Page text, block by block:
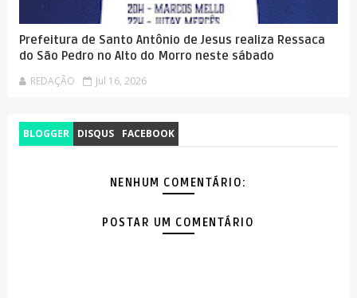
Prefeitura de Santo Antônio de Jesus realiza Ressaca
do São Pedro no Alto do Morro neste sábado
REDAÇÃO Jul 16, 2026
BLOGGER DISQUS FACEBOOK
NENHUM COMENTÁRIO:
POSTAR UM COMENTÁRIO